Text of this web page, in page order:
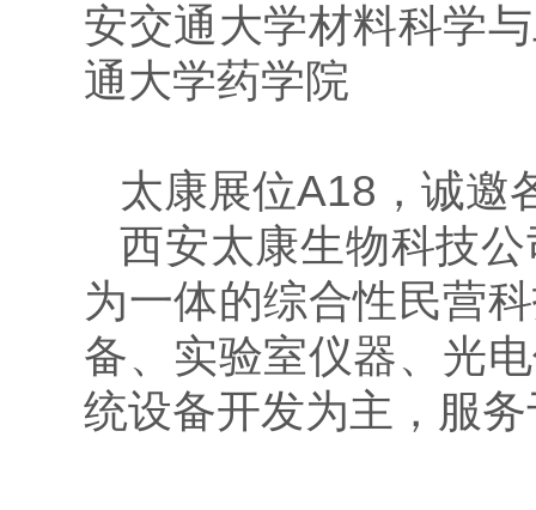
安交通大学材料科学
通大学药学院
太康展位A18，诚邀
西安太康生物科技
为一体的综合性民营
备、实验室仪器、光
统设备开发为主，服